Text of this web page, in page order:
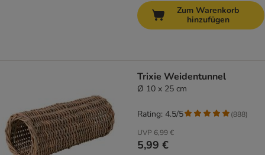
Zum Warenkorb
hinzufügen
Trixie Weidentunnel
Ø 10 x 25 cm
UVP 6,99 €
5,99 €
Rating: 4.5/5 (888)